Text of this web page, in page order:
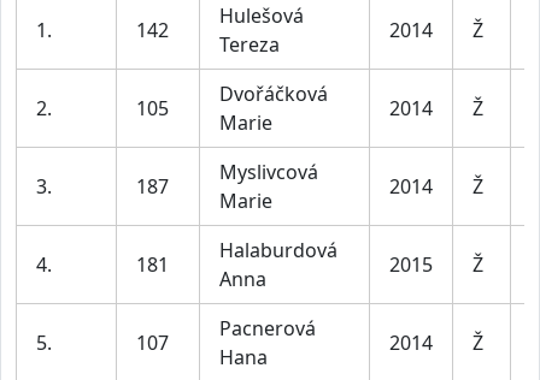
1. 142
Hulešová
Tereza
2014 Ž
2. 105
Dvořáčková
Marie
2014 Ž
3. 187
Myslivcová
Marie
2014 Ž
4. 181
Halaburdová
Anna
2015 Ž
5. 107
Pacnerová
Hana
2014 Ž